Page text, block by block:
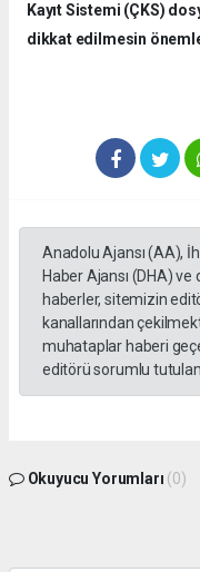
Kayıt Sistemi (ÇKS)
dikkat edilmesin
Anadolu Ajansı (AA),
Haber Ajansı (DHA)
haberler, sitemizin
kanallarından
muhataplar haberi
editörü sorumlu
Okuyucu Yorumları (0)